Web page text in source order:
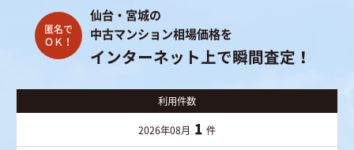
仙台・宮城の
中古マンション相場価格を
インターネット上で瞬間査定！
利用件数
2026年08月 1 件